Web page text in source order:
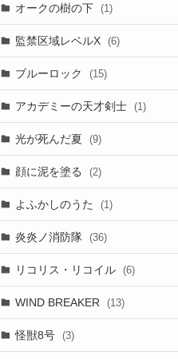
オークの樹の下 (1)
監禁区域レベルX (6)
ブルーロック (15)
アカデミーの天才剣士 (1)
光が死んだ夏 (9)
顔に泥を塗る (2)
よふかしのうた (1)
炎炎ノ消防隊 (36)
リコリス・リコイル (6)
WIND BREAKER (13)
怪獣8号 (3)